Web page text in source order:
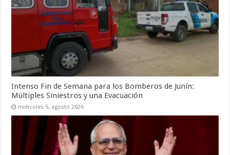
Intenso Fin de Semana para los Bomberos de Junín:
Múltiples Siniestros y una Evacuación
miércoles 5, agosto 2026